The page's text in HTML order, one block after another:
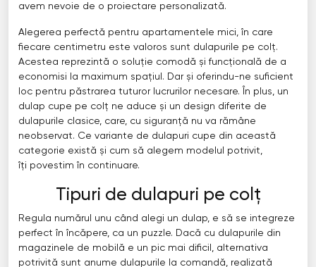
avem nevoie de o proiectare personalizată.
Alegerea perfectă pentru apartamentele mici, în care
fiecare centimetru este valoros sunt dulapurile pe colț.
Acestea reprezintă o soluție comodă și funcțională de a
economisi la maximum spațiul. Dar și oferindu-ne suficient
loc pentru păstrarea tuturor lucrurilor necesare. În plus, un
dulap cupe pe colț ne aduce și un design diferite de
dulapurile clasice, care, cu siguranță nu va rămâne
neobservat. Ce variante de dulapuri cupe din această
categorie există și cum să alegem modelul potrivit,
îți povestim în continuare.
Tipuri de dulapuri pe colț
Regula numărul unu când alegi un dulap, e să se integreze
perfect în încăpere, ca un puzzle. Dacă cu dulapurile din
magazinele de mobilă e un pic mai dificil, alternativa
potrivită sunt anume dulapurile la comandă, realizată